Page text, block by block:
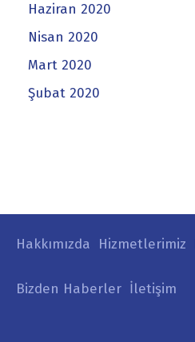
Haziran 2020
Nisan 2020
Mart 2020
Şubat 2020
Hakkımızda Hizmetlerimiz
Bizden Haberler İletişim